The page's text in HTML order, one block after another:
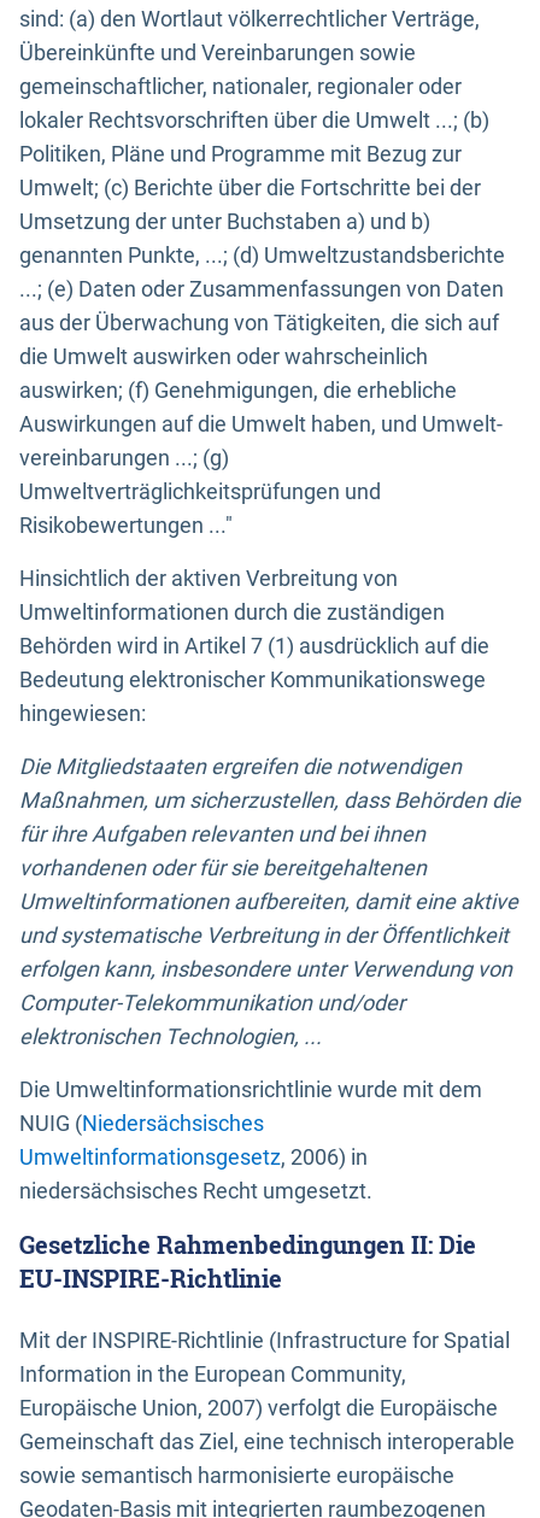
sind: (a) den Wortlaut völkerrechtlicher Verträge,
Übereinkünfte und Vereinbarungen sowie
gemeinschaftlicher, nationaler, regionaler oder
lokaler Rechtsvorschriften über die Umwelt ...; (b)
Politiken, Pläne und Programme mit Bezug zur
Umwelt; (c) Berichte über die Fortschritte bei der
Umsetzung der unter Buchstaben a) und b)
genannten Punkte, ...; (d) Umweltzustandsberichte
...; (e) Daten oder Zusammenfassungen von Daten
aus der Überwachung von Tätigkeiten, die sich auf
die Umwelt auswirken oder wahrscheinlich
auswirken; (f) Genehmigungen, die erhebliche
Auswirkungen auf die Umwelt haben, und Umwelt-
vereinbarungen ...; (g)
Umweltverträglichkeitsprüfungen und
Risikobewertungen ..."
Hinsichtlich der aktiven Verbreitung von
Umweltinformationen durch die zuständigen
Behörden wird in Artikel 7 (1) ausdrücklich auf die
Bedeutung elektronischer Kommunikationswege
hingewiesen:
Die Mitgliedstaaten ergreifen die notwendigen
Maßnahmen, um sicherzustellen, dass Behörden die
für ihre Aufgaben relevanten und bei ihnen
vorhandenen oder für sie bereitgehaltenen
Umweltinformationen aufbereiten, damit eine aktive
und systematische Verbreitung in der Öffentlichkeit
erfolgen kann, insbesondere unter Verwendung von
Computer-Telekommunikation und/oder
elektronischen Technologien, ...
Die Umweltinformationsrichtlinie wurde mit dem
NUIG (Niedersächsisches
Umweltinformationsgesetz, 2006) in
niedersächsisches Recht umgesetzt.
Gesetzliche Rahmenbedingungen II: Die
EU-INSPIRE-Richtlinie
Mit der INSPIRE-Richtlinie (Infrastructure for Spatial
Information in the European Community,
Europäische Union, 2007) verfolgt die Europäische
Gemeinschaft das Ziel, eine technisch interoperable
sowie semantisch harmonisierte europäische
Geodaten-Basis mit integrierten raumbezogenen